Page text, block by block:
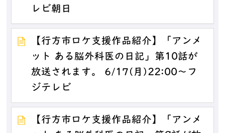
レビ朝日
【行方市ロケ支援作品紹介】「アンメ
ット ある脳外科医の日記」第10話が
放送されます。 6/17(月)22:00～フ
ジテレビ
【行方市ロケ支援作品紹介】「アンメ